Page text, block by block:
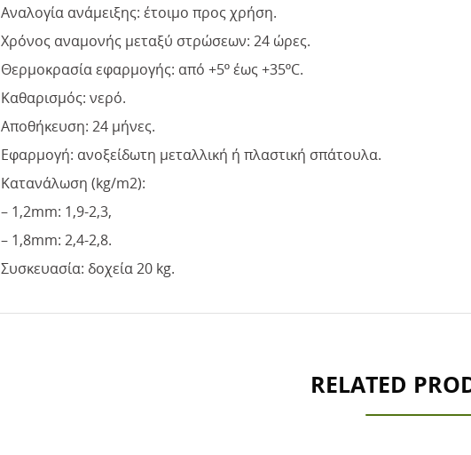
Αναλογία ανάμειξης: έτοιμο προς χρήση.
Χρόνος αναμονής μεταξύ στρώσεων: 24 ώρες.
Θερμοκρασία εφαρμογής: από +5º έως +35ºC.
Καθαρισμός: νερό.
Αποθήκευση: 24 μήνες.
Εφαρμογή: ανοξείδωτη μεταλλική ή πλαστική σπάτουλα.
Κατανάλωση (kg/m2):
– 1,2mm: 1,9-2,3,
– 1,8mm: 2,4-2,8.
Συσκευασία: δοχεία 20 kg.
RELATED